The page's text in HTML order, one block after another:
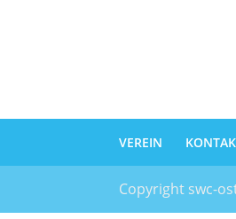
VEREIN
Copyright swc-